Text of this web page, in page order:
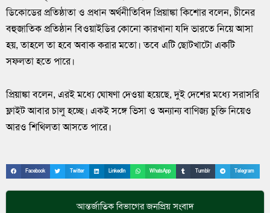
ডিকোডের প্রতিষ্ঠাতা ও প্রধান অর্থনীতিবিদ প্রিয়াঙ্কা কিশোর বলেন, চীনের
বহুজাতিক প্রতিষ্ঠান বিওয়াইডির কোনো কারখানা যদি ভারতে নিয়ে আসা
হয়, তাহলে তা হবে অবাক করার মতো। তবে এটি ছোটখাটো একটি
সফলতা হতে পারে।
প্রিয়াঙ্কা বলেন, এরই মধ্যে ঘোষণা দেওয়া হয়েছে, দুই দেশের মধ্যে সরাসরি
ফ্লাইট আবার চালু হচ্ছে। একই সঙ্গে ভিসা ও অন্যান্য বাণিজ্য চুক্তি নিয়েও
আরও শিথিলতা আসতে পারে।
Facebook Twitter LinkedIn WhatsApp Tumblr Telegram
আন্তর্জাতিকবিভাগের জনপ্রিয় সংবাদ